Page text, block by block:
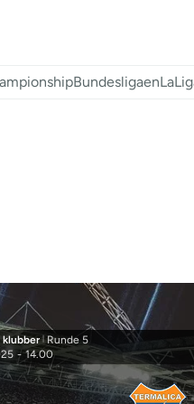
Bundesligaen
klubber | Runde 5
- 14.00